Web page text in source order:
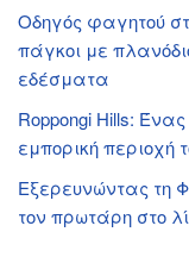
Οδηγός φαγητού
πάγκοι με
εδέσματα
Roppongi Hills:
εμπορική περιοχή
Εξερευνώντας τη
τον πρωτάρη στο